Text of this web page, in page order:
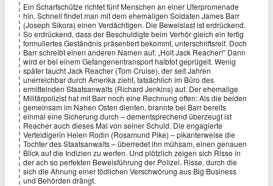
Ein Scharfschütze richtet fünf Menschen an einer Uferpromenade
hin. Schnell findet man mit dem ehemaligen Soldaten James Barr
(Joseph Sikora) einen Verdächtigen. Die Beweislast ist erdrückend.
So erdrückend, dass der Beschuldigte beim Verhör gleich ein fertig
formuliertes Geständnis präsentiert bekommt, unterschriftsreif. Doch
Barr schreibt einen anderen Namen auf: „Holt Jack Reacher!“ Dann
wird er bei einem Gefangenentransport halbtot geprügelt. Wenig
später taucht Jack Reacher (Tom Cruise), der seit Jahren
unerreichbar durch Amerika zieht, tatsächlich im Büro des
ermittelnden Staatsanwalts (Richard Jenkins) auf. Der ehemalige
Militärpolizist hat mit Barr noch eine Rechnung offen: Als die beiden
gemeinsam im Nahen Osten dienten, brannte bei Barr bereits
einmal eine Sicherung durch – dementsprechend überzeugt ist
Reacher auch dieses Mal von seiner Schuld. Die engagierte
Verteidigerin Helen Rodin (Rosamund Pike) – pikanterweise die
Tochter des Staatsanwalts – überredet ihn mühsam, einen genauen
Blick auf die Indizien zu werfen. Und plötzlich zeigen sich Risse in
der ach so perfekten Beweisführung der Polizei. Risse, durch die
sich die Ahnung einer tödlichen Verschwörung aus Big Business
und Behörden drängt.